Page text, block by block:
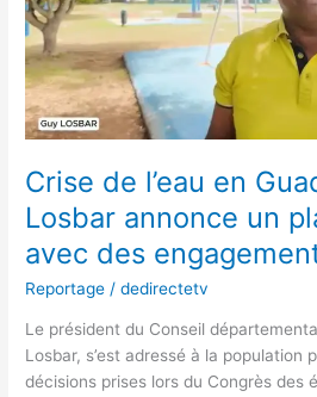
Crise de l’eau en
Losbar annonce un
avec des
Reportage /dedirectetv
Le président du Conseil
Losbar, s’est adressé à la population
décisions prises lors du Congrès des
:
Guy
Losbar
annonce
un
plan
d’action
avec
des
engagements